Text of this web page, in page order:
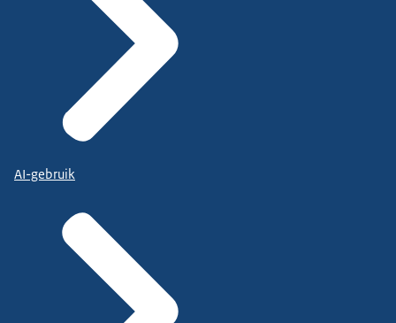
AI-gebruik